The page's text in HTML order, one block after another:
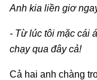
Anh kia liền giơ
- Từ lúc tôi mặc cái
chạy qua đây cả!
Cả hai anh chàng